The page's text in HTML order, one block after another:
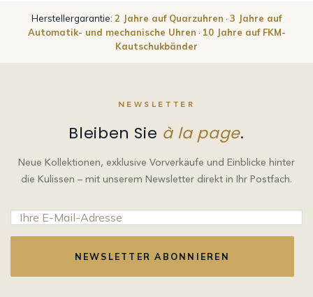
Herstellergarantie: 2 Jahre auf Quarzuhren · 3 Jahre auf
Automatik- und mechanische Uhren · 10 Jahre auf FKM-
Kautschukbänder
NEWSLETTER
Bleiben Sie à la page.
Neue Kollektionen, exklusive Vorverkäufe und Einblicke hinter
die Kulissen – mit unserem Newsletter direkt in Ihr Postfach.
NEWSLETTER ABONNIEREN